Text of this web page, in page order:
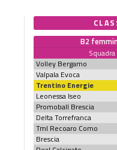
B2
Squadra
Volley Bergamo
Valpala Evoca
Trentino Energie
Leonessa Iseo
Promoball Brescia
Delta Torrefranca
Tml Recoaro Como
Brescia